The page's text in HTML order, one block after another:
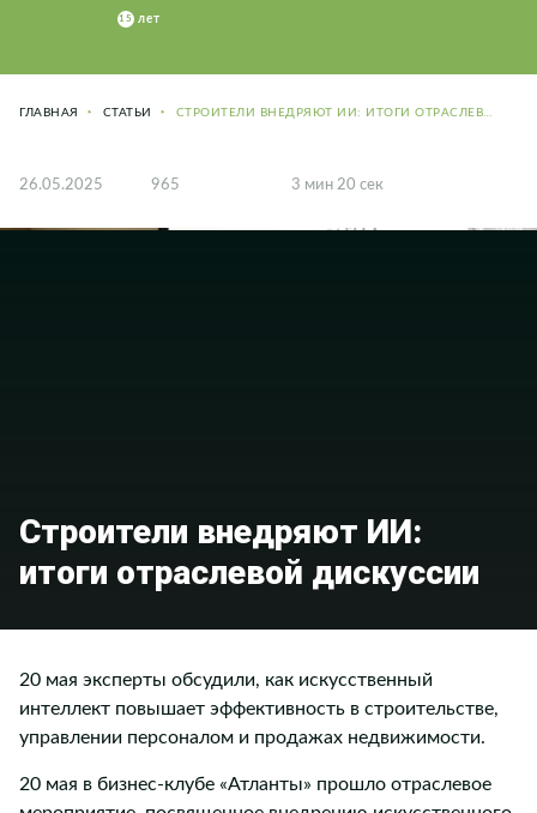
ГЛАВНАЯ СТАТЬИ СТРОИТЕЛИ ВНЕДРЯЮТ ИИ: ИТОГИ ОТРАСЛЕВОЙ ДИСКУССИИ
26.05.2025 965 3 мин 20 сек
Строители внедряют ИИ:
итоги отраслевой дискуссии
20 мая эксперты обсудили, как искусственный
интеллект повышает эффективность в строительстве,
управлении персоналом и продажах недвижимости.
20 мая в бизнес-клубе «Атланты» прошло отраслевое